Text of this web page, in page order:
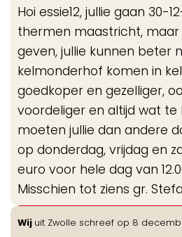
Hoi essie12, jullie gaan 30-
thermen maastricht, maar
geven, jullie kunnen beter
kelmonderhof komen in
goedkoper en gezelliger,
voordeliger en altijd wat te
moeten jullie dan andere
op donderdag, vrijdag en
euro voor hele dag van
Misschien tot ziens gr.
Wij uit Zwolle schreef op 8